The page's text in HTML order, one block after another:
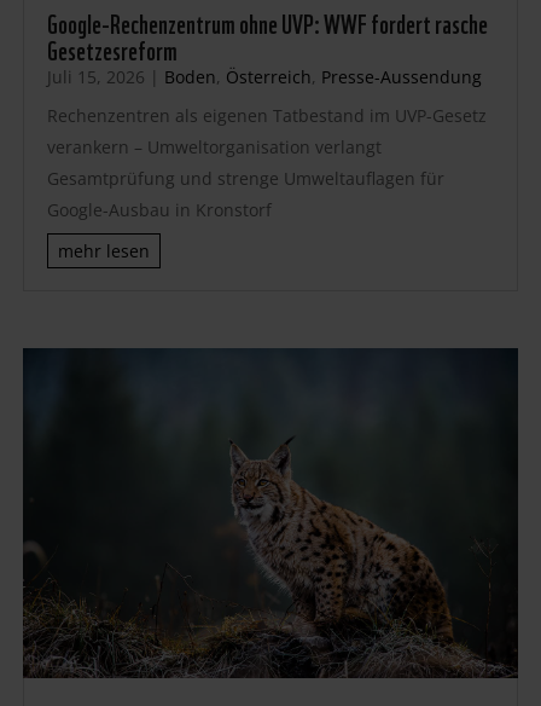
Google-Rechenzentrum ohne UVP: WWF fordert rasche
Gesetzesreform
Juli 15, 2026 | Boden, Österreich, Presse-Aussendung
Rechenzentren als eigenen Tatbestand im UVP-Gesetz
verankern – Umweltorganisation verlangt
Gesamtprüfung und strenge Umweltauflagen für
Google-Ausbau in Kronstorf
mehr lesen